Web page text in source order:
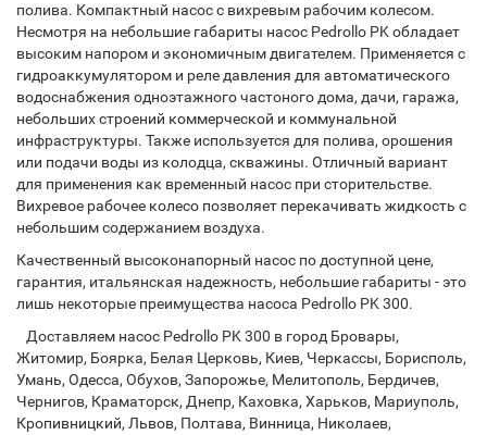
полива. Компактный насос с вихревым рабочим колесом.
Несмотря на небольшие габариты насос Pedrollo PK обладает
высоким напором и экономичным двигателем. Применяется с
гидроаккумулятором и реле давления для автоматического
водоснабжения одноэтажного частоного дома, дачи, гаража,
небольших строений коммерческой и коммунальной
инфраструктуры. Также используется для полива, орошения
или подачи воды из колодца, скважины. Отличный вариант
для применения как временный насос при сторительстве.
Вихревое рабочее колесо позволяет перекачивать жидкость с
небольшим содержанием воздуха.
Качественный высоконапорный насос по доступной цене,
гарантия, итальянская надежность, небольшие габариты - это
лишь некоторые преимущества насоса Pedrollo PK 300.
Доставляем насос Pedrollo PK 300 в город Бровары,
Житомир, Боярка, Белая Церковь, Киев, Черкассы, Борисполь,
Умань, Одесса, Обухов, Запорожье, Мелитополь, Бердичев,
Чернигов, Краматорск, Днепр, Каховка, Харьков, Мариуполь,
Кропивницкий, Львов, Полтава, Винница, Николаев,